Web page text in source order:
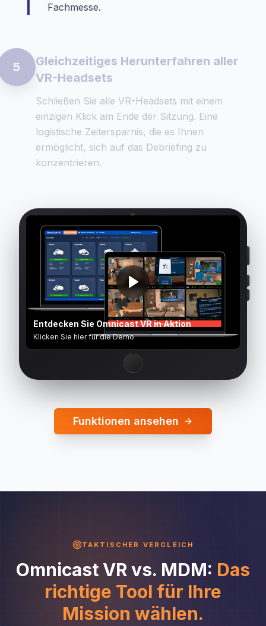
Fachmesse.
Gleichzeitiges Herunterfahren aller
VR-Headsets
Schließen Sie alle VR-Headsets mit einem
einzigen Klick am Ende der Sitzung. Eine
logistische Zeitersparnis, die es Ihnen
ermöglicht, sich auf das Debriefing zu
konzentrieren.
Entdecken Sie Omnicast VR in Aktion
Klicken Sie hier für die Demo
Funktionen ansehen
TAKTISCHER VERGLEICH
Omnicast VR vs. MDM: Das
richtige Tool für Ihre
Mission wählen.